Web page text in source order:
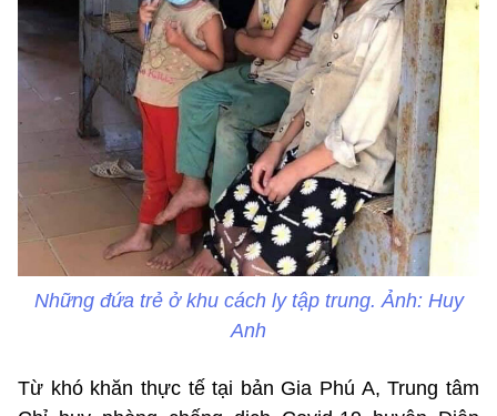
Những đứa trẻ ở khu cách ly tập trung. Ảnh: Huy
Anh
Từ khó khăn thực tế tại bản Gia Phú A, Trung tâm